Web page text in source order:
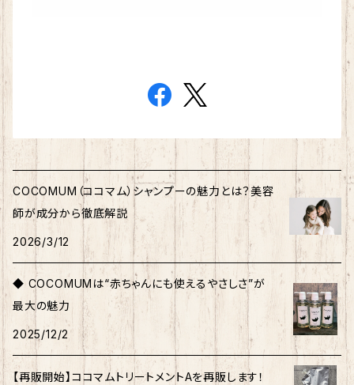
COCOMUM（ココマム）シャンプーの魅力とは？美容
師が成分から徹底解説
2026/3/12
◆ COCOMUMは“赤ちゃんにも使えるやさしさ”が
最大の魅力
2025/12/2
【再販開始】ココマムトリートメントAを再販します！